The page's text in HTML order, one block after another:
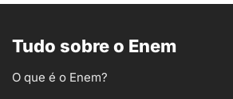
Tudo sobre o Enem
O que é o Enem?